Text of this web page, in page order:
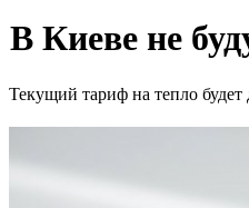
В Киеве не
Текущий тариф на тепло будет